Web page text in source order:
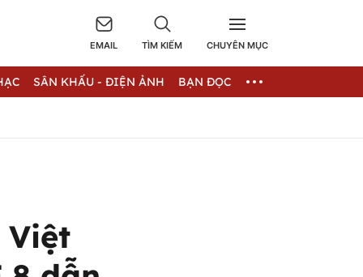
EMAIL TÌM KIẾM CHUYÊN MỤC
SÂN KHẤU - ĐIỆN ẢNH BẠN ĐỌC